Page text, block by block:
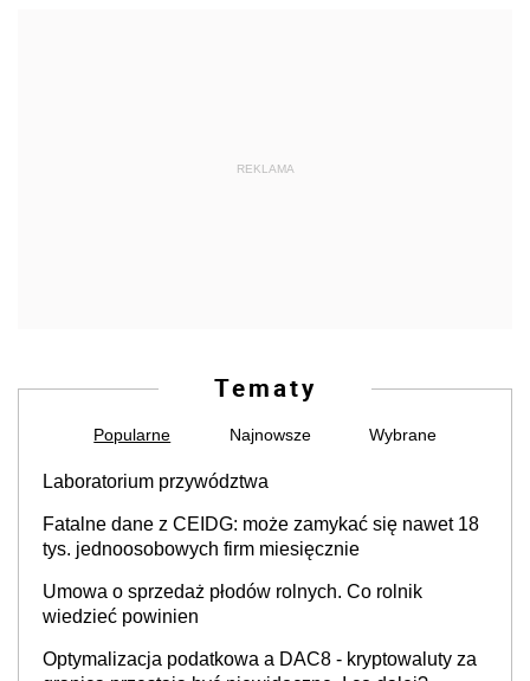
REKLAMA
Tematy
Popularne Najnowsze Wybrane
Laboratorium przywództwa
Fatalne dane z CEIDG: może zamykać się nawet 18
tys. jednoosobowych firm miesięcznie
Umowa o sprzedaż płodów rolnych. Co rolnik
wiedzieć powinien
Optymalizacja podatkowa a DAC8 - kryptowaluty za